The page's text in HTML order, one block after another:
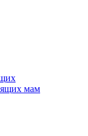
мам